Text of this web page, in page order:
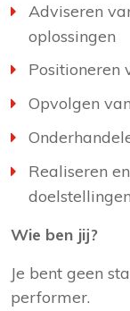
Adviseren
oplossingen
Positioneren
Opvolgen
Realiseren
doelstellingen
Wie ben jij?
Je bent geen
performer.